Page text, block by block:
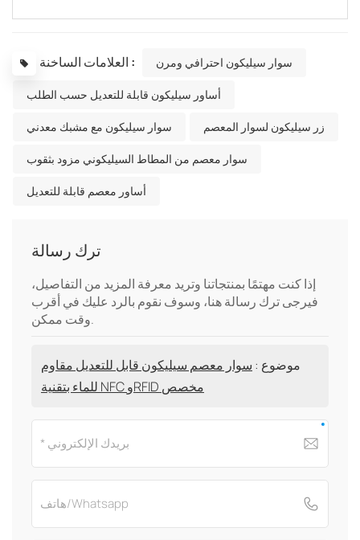
العلامات الساخنة : سوار سيليكون احترافي ومرن
أساور سيليكون قابلة للتعديل حسب الطلب
سوار سيليكون مع مشبك معدني زر سيليكون لسوار المعصم
سوار معصم من المطاط السيليكوني مزود بثقوب
أساور معصم قابلة للتعديل
ترك رسالة
إذا كنت مهتمًا بمنتجاتنا وتريد معرفة المزيد من التفاصيل،
فيرجى ترك رسالة هنا، وسوف نقوم بالرد عليك في أقرب
وقت ممكن.
موضوع : سوار معصم سيليكون قابل للتعديل مقاوم
للماء بتقنية NFC وRFID مخصص